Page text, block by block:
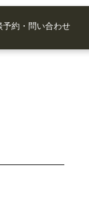
予約・問い合わせ